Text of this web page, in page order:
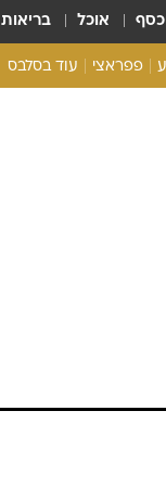
כסף אוכל בריאות
פפראצי עוד בסלבס